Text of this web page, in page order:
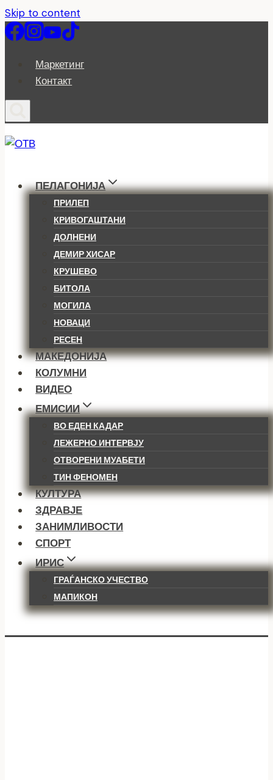
Skip to content
Маркетинг
Контакт
ПЕЛАГОНИЈА
ПРИЛЕП
КРИВОГАШТАНИ
ДОЛНЕНИ
ДЕМИР ХИСАР
КРУШЕВО
БИТОЛА
МОГИЛА
НОВАЦИ
РЕСЕН
МАКЕДОНИЈА
КОЛУМНИ
ВИДЕО
ЕМИСИИ
ВО ЕДЕН КАДАР
ЛЕЖЕРНО ИНТЕРВЈУ
ОТВОРЕНИ МУАБЕТИ
ТИН ФЕНОМЕН
КУЛТУРА
ЗДРАВЈЕ
ЗАНИМЛИВОСТИ
СПОРТ
ИРИС
ГРАЃАНСКО УЧЕСТВО
МАПИКОН